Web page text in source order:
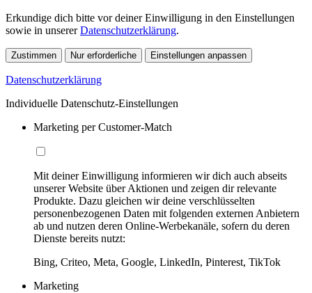
Erkundige dich bitte vor deiner Einwilligung in den Einstellungen
sowie in unsererDatenschutzerklärung.
Zustimmen Nur erforderliche Einstellungen anpassen
Datenschutzerklärung
Individuelle Datenschutz-Einstellungen
Marketing per Customer-Match
Mit deiner Einwilligung informieren wir dich auch abseits
unserer Website über Aktionen und zeigen dir relevante
Produkte. Dazu gleichen wir deine verschlüsselten
personenbezogenen Daten mit folgenden externen Anbietern
ab und nutzen deren Online-Werbekanäle, sofern du deren
Dienste bereits nutzt:
Bing, Criteo, Meta, Google, LinkedIn, Pinterest, TikTok
Marketing